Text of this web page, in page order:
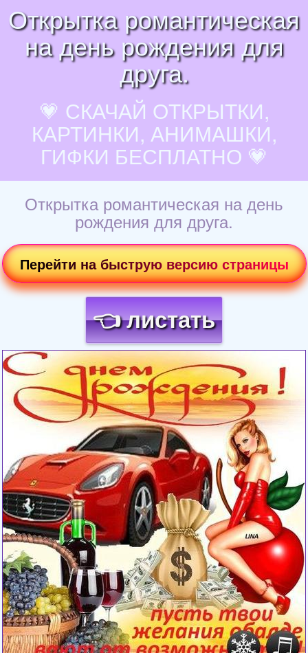
Открытка романтическая
на день рождения для
друга.
💗 СКАЧАЙ ОТКРЫТКИ,
КАРТИНКИ, АНИМАШКИ,
ГИФКИ БЕСПЛАТНО 💗
Открытка романтическая на день
рождения для друга.
Перейти на быструю версию страницы
👈 листать
Загрузка картинки...